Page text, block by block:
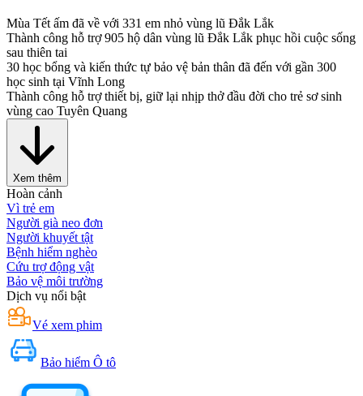
Mùa Tết ấm đã về với 331 em nhỏ vùng lũ Đắk Lắk
Thành công hỗ trợ 905 hộ dân vùng lũ Đắk Lắk phục hồi cuộc sống
sau thiên tai
30 học bổng và kiến thức tự bảo vệ bản thân đã đến với gần 300
học sinh tại Vĩnh Long
Thành công hỗ trợ thiết bị, giữ lại nhịp thở đầu đời cho trẻ sơ sinh
vùng cao Tuyên Quang
Xem thêm
Hoàn cảnh
Vì trẻ em
Người già neo đơn
Người khuyết tật
Bệnh hiểm nghèo
Cứu trợ động vật
Bảo vệ môi trường
Dịch vụ nổi bật
Vé xem phim
Bảo hiểm Ô tô